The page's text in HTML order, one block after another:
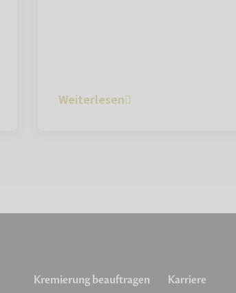
Weiterlesen
Kremierung beauftragen Karriere